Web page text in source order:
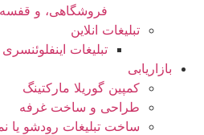
فروشگاهی، و
تبلیغات انلاین
تبلیغات
بازاریابی
کمپین گوریلا مارکتینگ
طراحی و ساخت غرفه
ساخت تبلیغات رودشو یا